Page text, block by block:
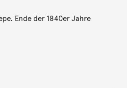
Ende der 1840er Jahre